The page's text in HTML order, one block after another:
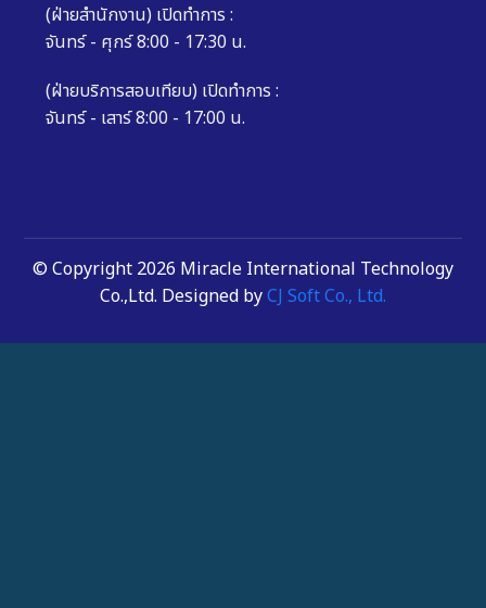
(ฝ่ายสำนักงาน) เปิดทำการ :
จันทร์ - ศุกร์ 8:00 - 17:30 น.
(ฝ่ายบริการสอบเทียบ) เปิดทำการ :
จันทร์ - เสาร์ 8:00 - 17:00 น.
© Copyright 2026 Miracle International Technology
Co.,Ltd. Designed byCJ Soft Co., Ltd.